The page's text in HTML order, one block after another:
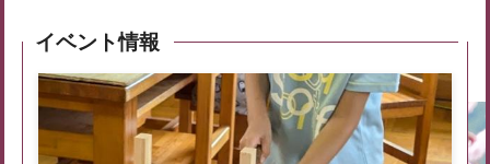
イベント情報